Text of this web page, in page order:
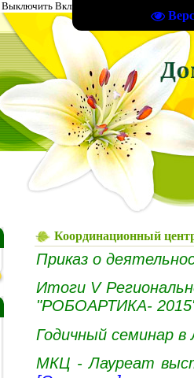
Выключить Включить
Главная|Мой
Координационный
Приказ о
Итоги V
"РОБОАРТИКА-
Годичный семинар
МКЦ - Лауреат